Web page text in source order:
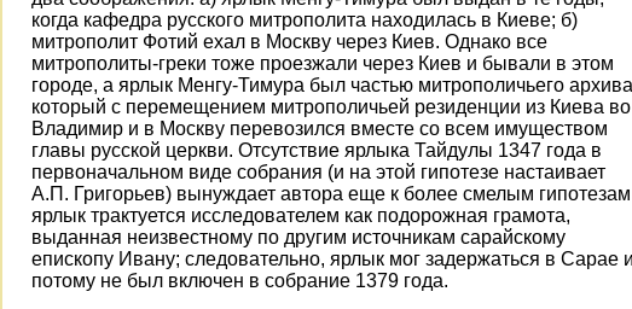
когда кафедра русского митрополита находилась в Киеве; б)
митрополит Фотий ехал в Москву через Киев. Однако все
митрополиты-греки тоже проезжали через Киев и бывали в этом
городе, а ярлык Менгу-Тимура был частью митрополичьего
который с перемещением митрополичьей резиденции из Киева во
Владимир и в Москву перевозился вместе со всем имуществом
главы русской церкви. Отсутствие ярлыка Тайдулы 1347 года в
первоначальном виде собрания (и на этой гипотезе настаивает
А.П. Григорьев) вынуждает автора еще к более смелым
ярлык трактуется исследователем как подорожная грамота,
выданная неизвестному по другим источникам сарайскому
епископу Ивану; следовательно, ярлык мог задержаться в Сарае
потому не был включен в собрание 1379 года.